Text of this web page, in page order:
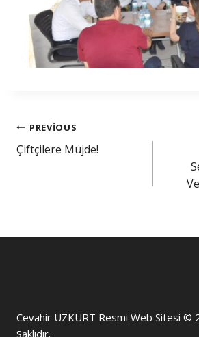
PREVIOUS
Çiftçilere Müjde!
Cevahir UZKURT Resmi Web Sitesi ©
Saklıdır.